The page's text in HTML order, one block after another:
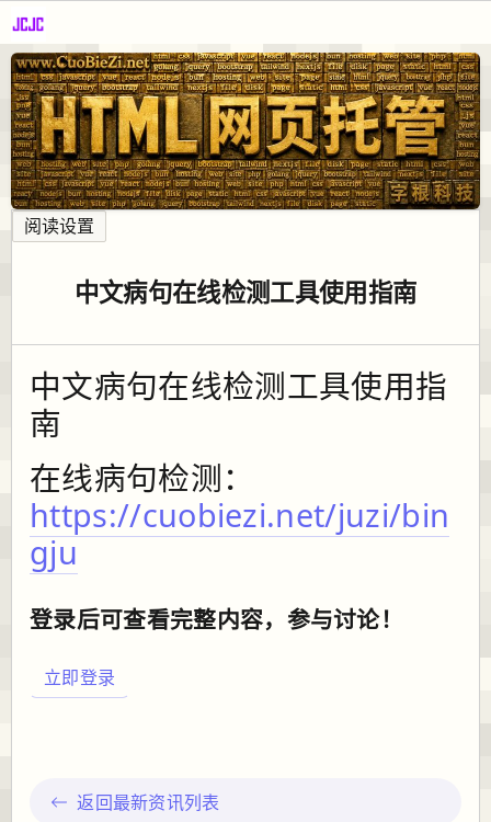
阅读设置
中文病句在线检测工具使用指南
中文病句在线检测工具使用指
南
在线病句检测：
https://cuobiezi.net/juzi/bin
gju
登录后可查看完整内容，参与讨论！
立即登录
返回最新资讯列表